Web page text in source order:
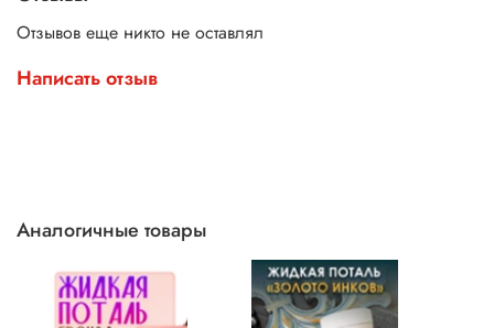
Отзывов еще никто не оставлял
Написать отзыв
Аналогичные товары